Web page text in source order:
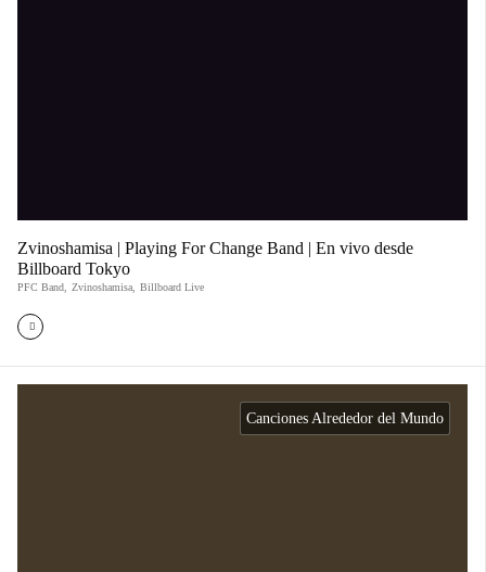
Zvinoshamisa | Playing For Change Band | En vivo desde
Billboard Tokyo
PFC Band Zvinoshamisa Billboard Live
Canciones Alrededor del Mundo